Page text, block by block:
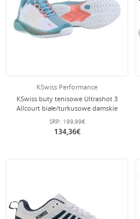
KSwiss Performance
KSwiss buty tenisowe Ultrashot 3
Allcourt białe/turkusowe damskie
SRP: 199,99€
134,36€